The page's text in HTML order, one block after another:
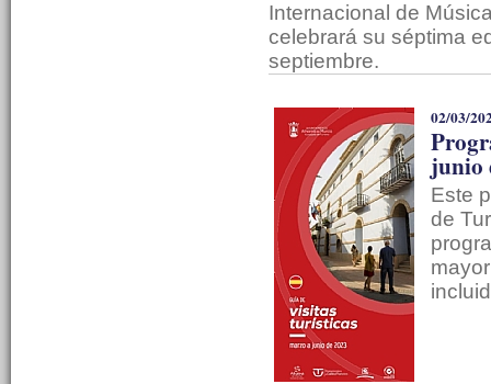
Internacional de
celebrará su séptima
septiembre.
02/03/
junio
Este
de